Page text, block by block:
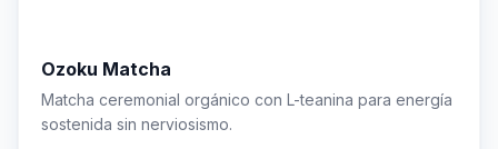
Ozoku Matcha
Matcha ceremonial orgánico con L-teanina para energía
sostenida sin nerviosismo.